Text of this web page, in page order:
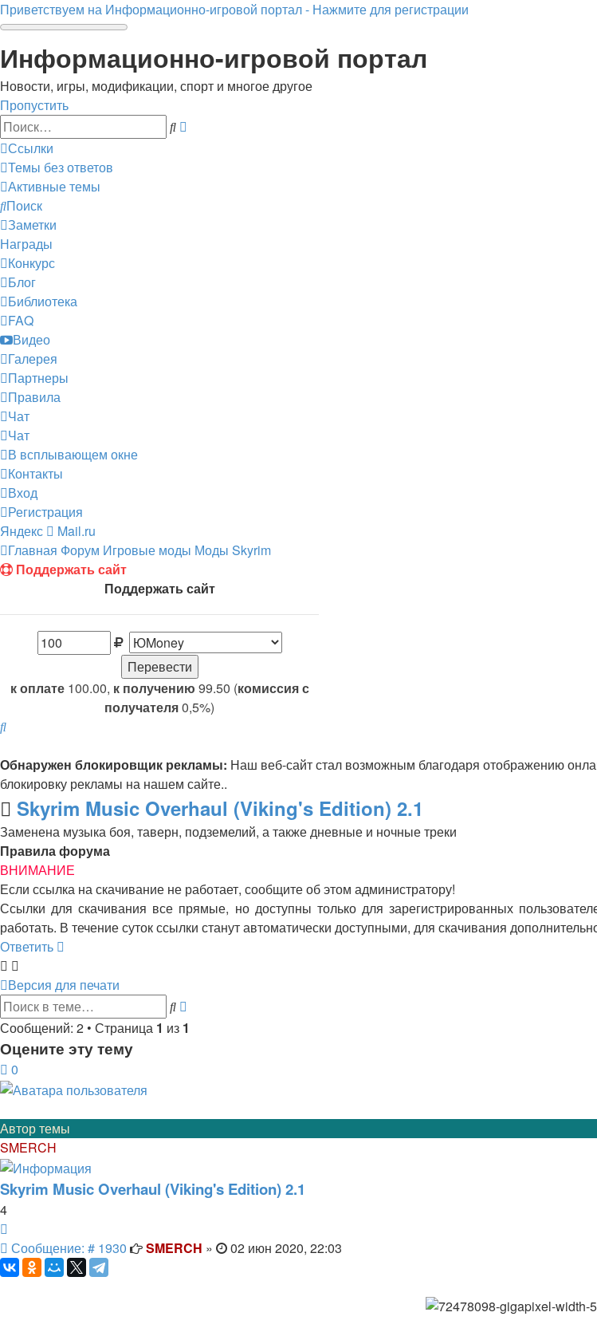
Приветствуем на Информационно-игровой портал - Нажмите для регистрации
Информационно-игровой портал
Новости, игры, модификации, спорт и многое другое
Пропустить
Поиск
Ссылки
Темы без ответов
Активные темы
Поиск
Заметки
Награды
Конкурс
Блог
Библиотека
FAQ
Видео
Галерея
Партнеры
Правила
Чат
Чат
В всплывающем окне
Контакты
Вход
Регистрация
Яндекс
Mail.ru
Главная Форум Игровые моды Моды Skyrim
Поддержать сайт
Поддержать сайт
к оплате100.00, к получению 99.50 (комиссия с
получателя0,5%)
Поиск
Обнаружен блокировщик рекламы: Наш веб-сайт стал возможным благодаря отображению
блокировку рекламы на нашем сайте..
Skyrim Music Overhaul (Viking's Edition) 2.1
Заменена музыка боя, таверн, подземелий, а также дневные и ночные треки
Правила форума
ВНИМАНИЕ
Если ссылка на скачивание не работает, сообщите об этом администратору!
Ссылки для скачивания все прямые, но доступны только для зарегистрированных
работать. В течение суток ссылки станут автоматически доступными, для скачивания
Ответить
Версия для печати
Поиск
поиск
Сообщений: 2 • Страница 1 из 1
Оцените эту тему
0
Автор темы
SMERCH
Skyrim Music Overhaul (Viking's Edition) 2.1
4
Сообщение: # 1930 Сообщение
SMERCH » 02 июн 2020, 22:03